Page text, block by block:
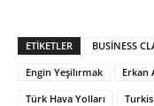
ETIKETLER BUSİNESS
Engin Yeşilırmak
Erkan
Türk Hava Yolları